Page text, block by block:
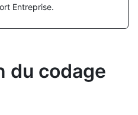
Entreprise.
du codage